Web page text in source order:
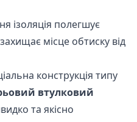
ізоляція полегшує
місце обтиску від
конструкція типу
втулковий
та якісно